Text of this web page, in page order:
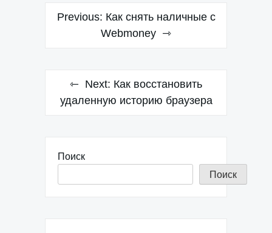
Навигация
Previous: Как снять наличные с
Webmoney
Next: Как восстановить
удаленную историю браузера
Поиск
Поиск